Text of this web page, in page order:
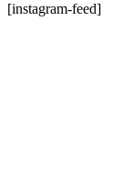
[instagram-feed]